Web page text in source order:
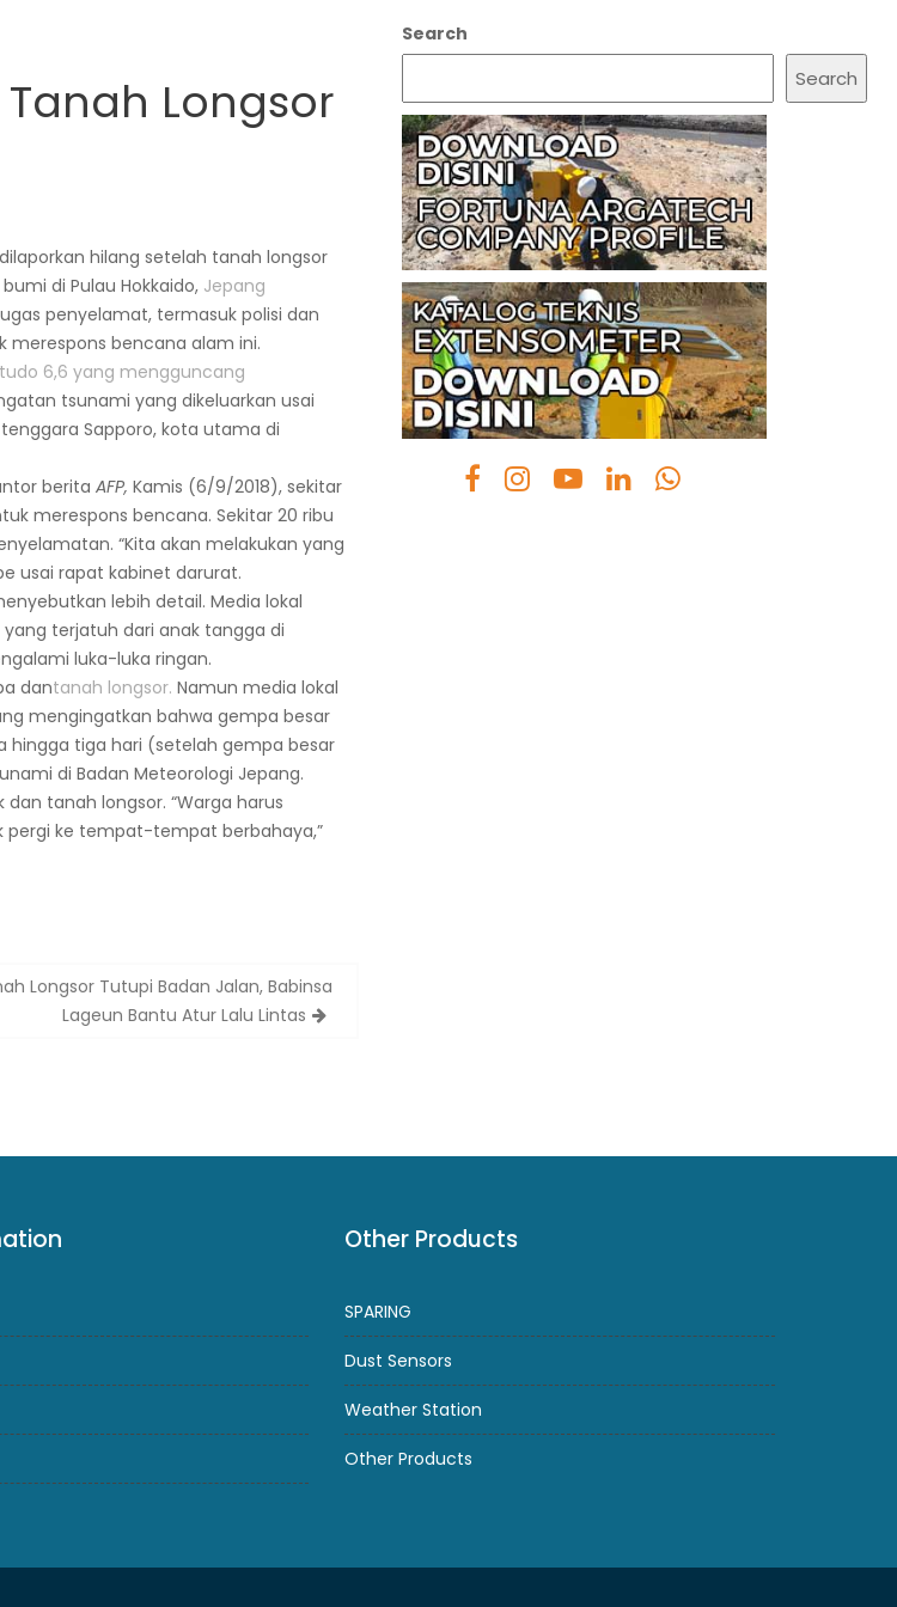
Longsor
hilang setelah tanah longsor
di Pulau Hokkaido, Jepang
penyelamat, termasuk polisi dan
merespons bencana alam ini.
6,6 yang mengguncang
tsunami yang dikeluarkan usai
Sapporo, kota utama di
berita AFP, Kamis (6/9/2018), sekitar
merespons bencana. Sekitar 20 ribu
“Kita akan melakukan yang
usai rapat kabinet darurat.
lebih detail. Media lokal
terjatuh dari anak tangga di
luka-luka ringan.
dantanah longsor. Namun media lokal
mengingatkan bahwa gempa besar
hingga tiga hari (setelah gempa besar
di Badan Meteorologi Jepang.
tanah longsor. “Warga harus
pergi ke tempat-tempat berbahaya,”
Longsor Tutupi Badan Jalan, Babinsa
Lageun Bantu Atur Lalu Lintas
Search
Search
Other Products
SPARING
Dust Sensors
Weather Station
Other Products